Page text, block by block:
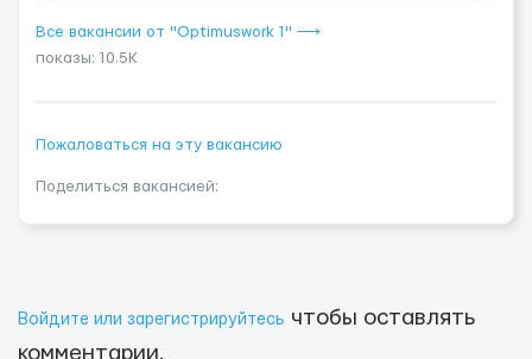
Все вакансии от "Optimuswork 1" ⟶
показы: 10.5K
Пожаловаться на эту вакансию
Поделиться вакансией:
Войдите или зарегистрируйтесь чтобы оставлять
комментарии.